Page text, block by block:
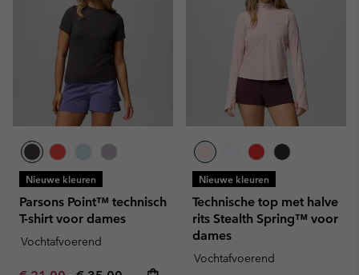
Nieuwe kleuren
Parsons Point™ technisch
T-shirt voor dames
Vochtafvoerend
Nieuwe kleuren
Technische top met halve
rits Stealth Spring™ voor
dames
Vochtafvoerend